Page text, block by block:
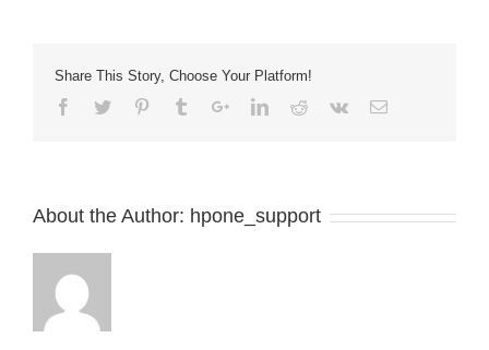
を
し
Share This Story, Choose Your Platform!
About the Author: hpone_support